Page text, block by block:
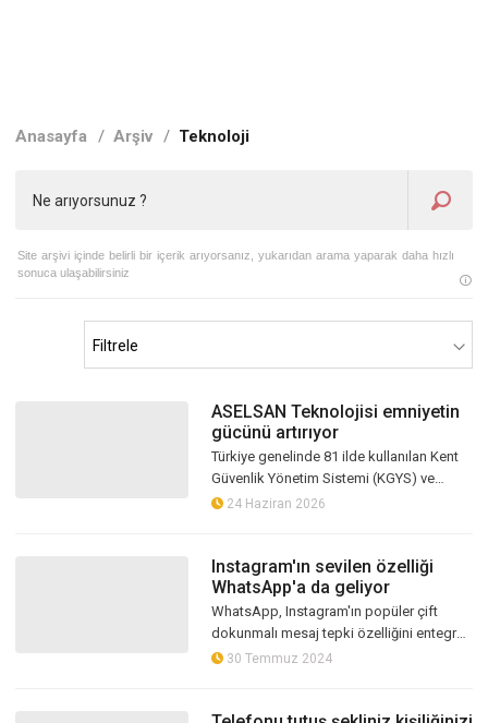
Anasayfa / Arşiv / Teknoloji
ASELSAN Teknolojisi emniyetin
gücünü artırıyor
Türkiye genelinde 81 ilde kullanılan Kent
Güvenlik Yönetim Sistemi (KGYS) ve
yapay zekâ destekli güvenlik teknolojileri,
24 Haziran 2026
Instagram'ın sevilen özelliği
WhatsApp'a da geliyor
WhatsApp, Instagram'ın popüler çift
dokunmalı mesaj tepki özelliğini entegre
ediyor. Bu yeni özellikle kullanıcılar,
30 Temmuz 2024
Site arşivi içinde belirli bir içerik arıyorsanız, yukarıdan arama yaparak daha hızlı
sonuca ulaşabilirsiniz